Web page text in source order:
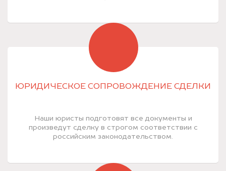
ЮРИДИЧЕСКОЕ СОПРОВОЖДЕНИЕ СДЕЛКИ
Наши юристы подготовят все документы и
произведут сделку в строгом соответствии с
российским законодательством.